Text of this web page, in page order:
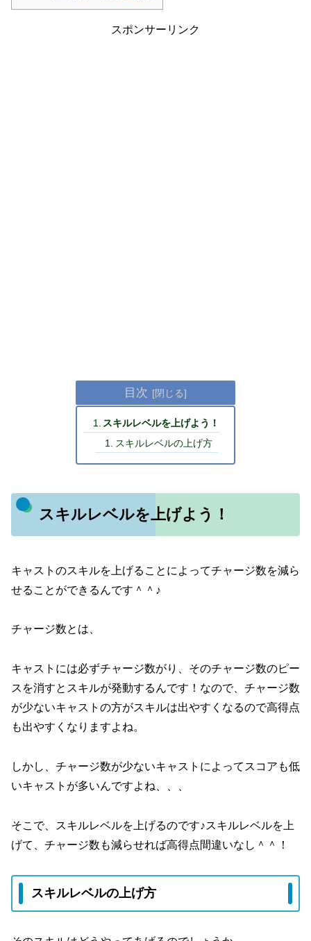
スポンサーリンク
目次
スキルレベルを上げよう！
スキルレベルの上げ方
スキルレベルを上げよう！
キャストのスキルを上げることによってチャージ数を減ら
せることができるんです＾＾♪
チャージ数とは、
キャストには必ずチャージ数がり、そのチャージ数のピー
スを消すとスキルが発動するんです！なので、チャージ数
が少ないキャストの方がスキルは出やすくなるので高得点
も出やすくなりますよね。
しかし、チャージ数が少ないキャストによってスコアも低
いキャストが多いんですよね、、、
そこで、スキルレベルを上げるのです♪スキルレベルを上
げて、チャージ数も減らせれば高得点間違いなし＾＾！
スキルレベルの上げ方